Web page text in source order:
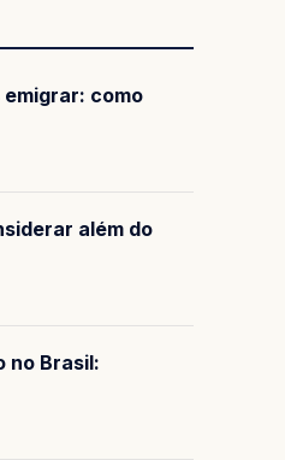
como
além do
no Brasil: